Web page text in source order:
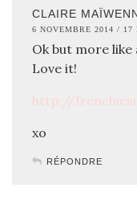
CLAIRE
6 NOVEMBRE 2014 / 17
Ok but more like
Love it!
http://
xo
RÉPONDRE